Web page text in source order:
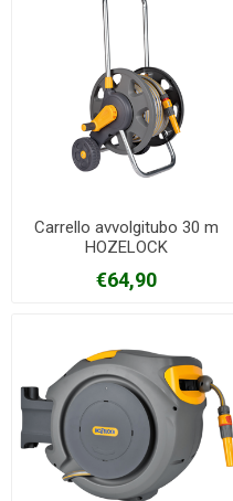
Carrello avvolgitubo 30 m
HOZELOCK
€64,90